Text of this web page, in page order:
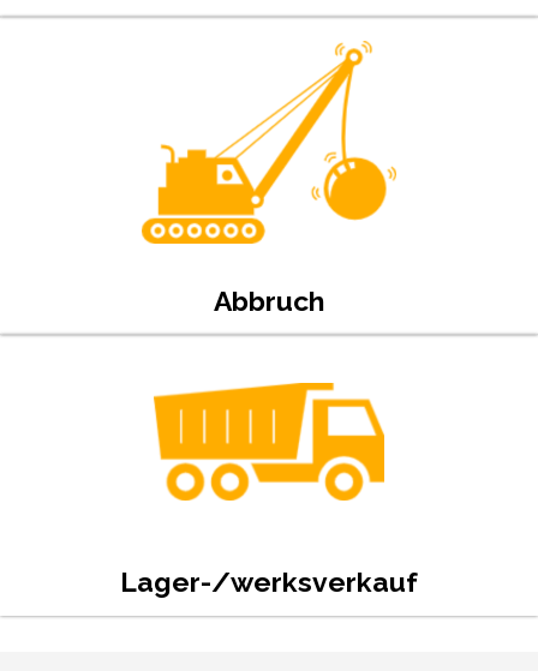
Abbruch
Lager-/werksverkauf